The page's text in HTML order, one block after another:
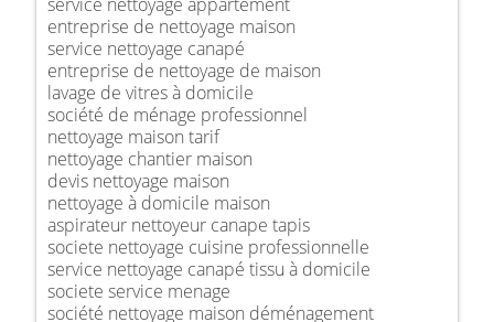
entreprise de nettoyage maison
service nettoyage canapé
entreprise de nettoyage de maison
lavage de vitres à domicile
société de ménage professionnel
nettoyage maison tarif
nettoyage chantier maison
devis nettoyage maison
nettoyage à domicile maison
aspirateur nettoyeur canape tapis
societe nettoyage cuisine professionnelle
service nettoyage canapé tissu à domicile
societe service menage
société nettoyage maison déménagement